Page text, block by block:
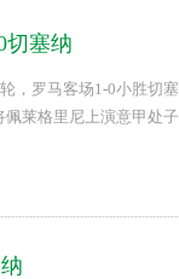
切塞纳
，罗马客场1-0小胜切
莱格里尼上演意甲处